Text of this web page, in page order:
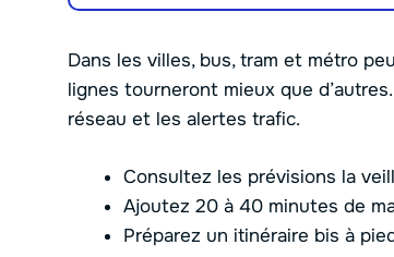
Dans les villes, bus, tram et métro
lignes tourneront mieux que
réseau et les alertes trafic.
Consultez les prévisions la
Ajoutez 20 à 40 minutes de
Préparez un itinéraire bis à